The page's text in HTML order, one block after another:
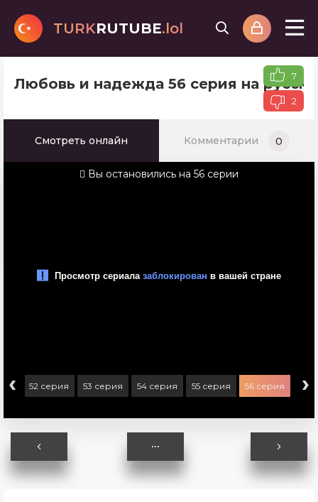
TURKRUTUBE.lol
Любовь и надежда 56 серия на 7
2
Смотреть онлайн Комментарии 0
Вы остановились на 56 серии
‹ 52 серия 53 серия 54 серия 55 серия 56 серия 57
›